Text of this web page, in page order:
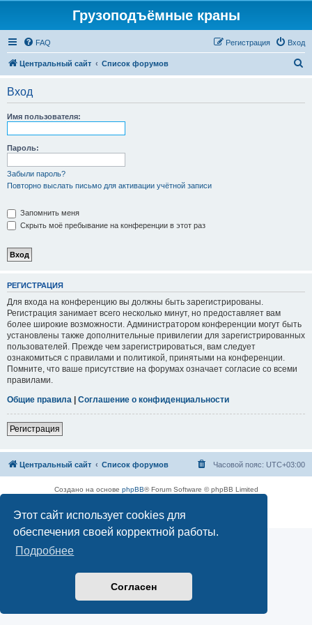
Этот сайт использует cookies для
обеспечения своей корректной работы.
Подробнее
Согласен
Грузоподъёмные краны
FAQ Вход
Регистрация
Центральный сайт Список форумов
Вход
Имя пользователя:
Пароль:
Забыли пароль?
Повторно выслать письмо для активации учётной записи
Запомнить меня
Скрыть моё пребывание на конференции в этот раз
РЕГИСТРАЦИЯ
Для входа на конференцию вы должны быть зарегистрированы.
Регистрация занимает всего несколько минут, но предоставляет вам
более широкие возможности. Администратором конференции могут быть
установлены также дополнительные привилегии для зарегистрированных
пользователей. Прежде чем зарегистрироваться, вам следует
ознакомиться с правилами и политикой, принятыми на конференции.
Помните, что ваше присутствие на форумах означает согласие со всеми
правилами.
Общие правила | Соглашение о конфиденциальности
Регистрация
Центральный сайт Список форумов Часовой пояс: UTC+03:00
Создано на основе phpBB® Forum Software © phpBB Limited
Конфиденциальность|Правила